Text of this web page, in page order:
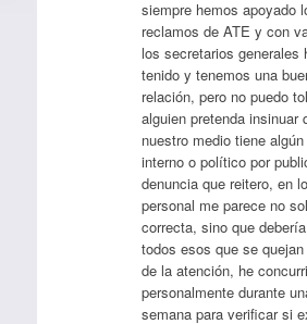
siempre hemos apoyado
reclamos de ATE y con
los secretarios generales
tenido y tenemos una
relación, pero no puedo
alguien pretenda insinuar
nuestro medio tiene
interno o político por
denuncia que reitero, en lo
personal me parece no
correcta, sino que
todos esos que se
de la atención, he
personalmente durante
semana para verificar si